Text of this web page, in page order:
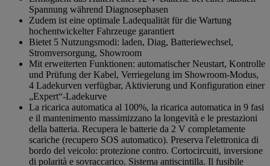
Spannung während Diagnosephasen
Zudem ist eine optimale Ladequalität für die Wartung
hochentwickelter Fahrzeuge garantiert
Bietet 5 Nutzungsmodi: laden, Diag, Batteriewechsel,
Stromversorgung, Showroom
Mit erweiterten Funktionen: automatischer Neustart, Kontrolle
und Prüfung der Kabel, Verriegelung im Showroom-Modus,
4 Ladekurven verfügbar, Aktivierung und Konfiguration einer
„Expert“-Ladekurve
La ricarica automatica al 100%, la ricarica automatica in 9 fasi
e il mantenimento massimizzano la longevità e le prestazioni
della batteria. Recupera le batterie da 2 V completamente
scariche (recupero SOS automatico). Preserva l'elettronica di
bordo del veicolo: protezione contro. Cortocircuiti, inversione
di polarità e sovraccarico. Sistema antiscintilla. Il fusibile